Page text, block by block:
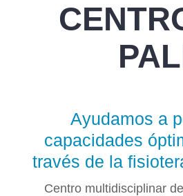
Ayudamos a
capacidades
través de la
Centro multidisciplinar